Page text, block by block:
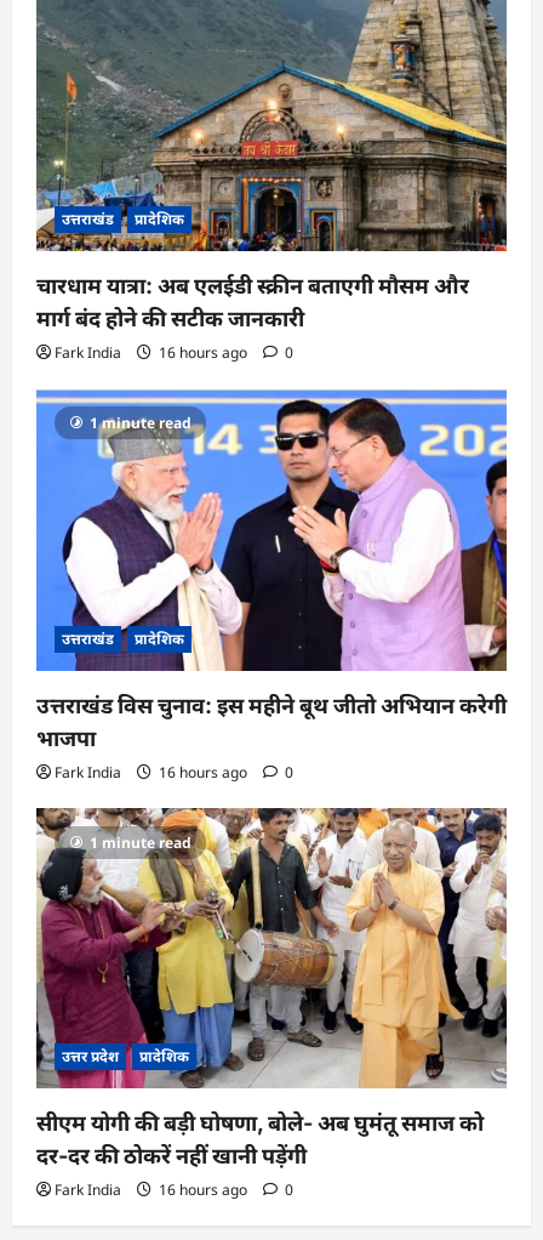
उत्तराखंड प्रादेशिक
चारधाम यात्रा: अब एलईडी स्क्रीन बताएगी मौसम और
मार्ग बंद होने की सटीक जानकारी
Fark India 16 hours ago 0
1 minute read
उत्तराखंड प्रादेशिक
उत्तराखंड विस चुनाव: इस महीने बूथ जीतो अभियान करेगी
भाजपा
Fark India 16 hours ago 0
1 minute read
उत्तर प्रदेश प्रादेशिक
सीएम योगी की बड़ी घोषणा, बोले- अब घुमंतू समाज को
दर-दर की ठोकरें नहीं खानी पड़ेंगी
Fark India 16 hours ago 0